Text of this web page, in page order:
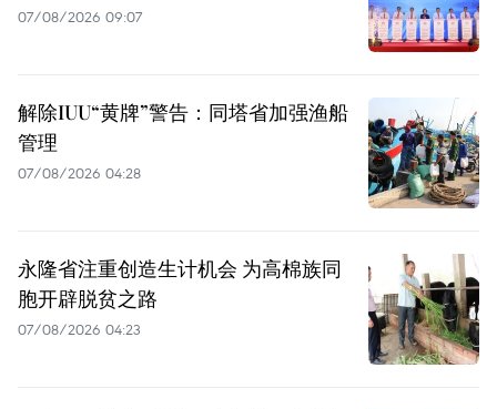
07/08/2026 09:07
解除IUU“黄牌”警告：同塔省加强渔船
管理
07/08/2026 04:28
永隆省注重创造生计机会 为高棉族同
胞开辟脱贫之路
07/08/2026 04:23